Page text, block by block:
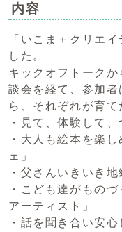
内容
「いこま＋クリエ
した。
キックオフトーク
談会を経て、参加
ら、それぞれが育て
・見て、体験して
・大人も絵本を楽
ェ」
・父さんいきいき
・こども達がもの
アーティスト」
・話を聞き合い安